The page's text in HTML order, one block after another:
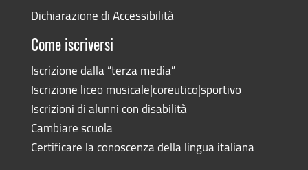
Dichiarazione di Accessibilità
Come iscriversi
Iscrizione dalla “terza media”
Iscrizione liceo musicale|coreutico|sportivo
Iscrizioni di alunni con disabilità
Cambiare scuola
Certificare la conoscenza della lingua italiana